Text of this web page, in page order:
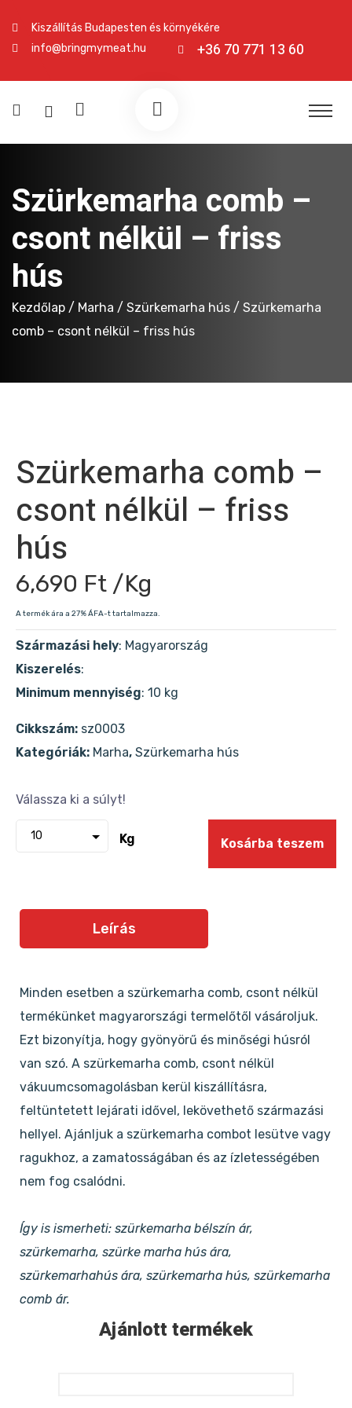
Kiszállítás Budapesten és környékére
info@bringmymeat.hu
+36 70 771 13 60
Szürkemarha comb –
csont nélkül – friss
hús
Kezdőlap / Marha / Szürkemarha hús / Szürkemarha
comb – csont nélkül – friss hús
Szürkemarha comb –
csont nélkül – friss
hús
6,690 Ft /Kg
A termék ára a 27% ÁFA-t tartalmazza.
Származási hely: Magyarország
Kiszerelés:
Minimum mennyiség: 10 kg
Cikkszám: sz0003
Kategóriák: Marha, Szürkemarha hús
Kg Kosárba teszem
Leírás
Minden esetben a szürkemarha comb, csont nélkül
termékünket magyarországi termelőtől vásároljuk.
Ezt bizonyítja, hogy gyönyörű és minőségi húsról
van szó. A szürkemarha comb, csont nélkül
vákuumcsomagolásban kerül kiszállításra,
feltüntetett lejárati idővel, lekövethető származási
hellyel. Ajánljuk a szürkemarha combot lesütve vagy
ragukhoz, a zamatosságában és az ízletességében
nem fog csalódni.
Így is ismerheti: szürkemarha bélszín ár,
szürkemarha, szürke marha hús ára,
szürkemarhahús ára, szürkemarha hús, szürkemarha
comb ár.
Ajánlott termékek